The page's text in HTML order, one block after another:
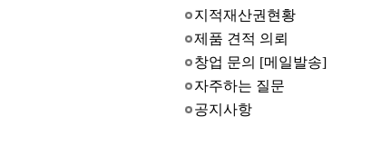
지적재산권현황
제품 견적 의뢰
창업 문의 [메일발송]
자주하는 질문
공지사항